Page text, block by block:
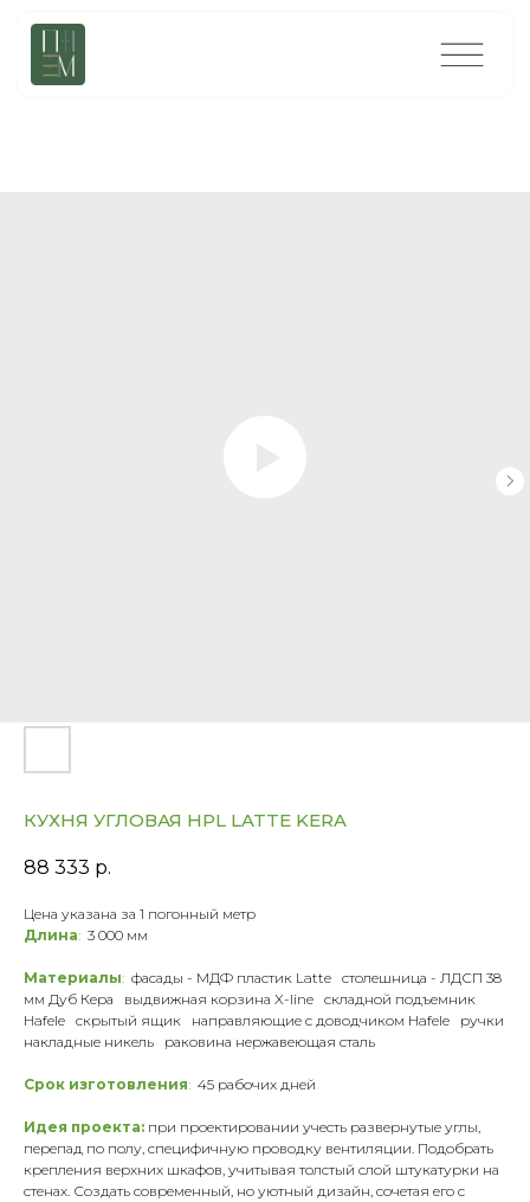
КУХНЯ УГЛОВАЯ HPL LATTE KERA
88 333 р.
Цена указана за 1 погонный метр
Длина: 3 000 мм
Материалы: фасады - МДФ пластик Latte столешница - ЛДСП 38
мм Дуб Кера выдвижная корзина X-line складной подъемник
Hafele скрытый ящик направляющие с доводчиком Hafele ручки
накладные никель раковина нержавеющая сталь
Срок изготовления: 45 рабочих дней
Идея проекта: при проектировании учесть развернутые углы,
перепад по полу, специфичную проводку вентиляции. Подобрать
крепления верхних шкафов, учитывая толстый слой штукатурки на
стенах. Создать современный, но уютный дизайн, сочетая его с